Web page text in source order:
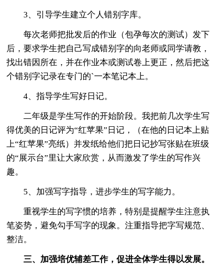
3、引导学生建立个人错别字库。
每次老师把批发后的作业（包孕每次的测试）发下
后，要求学生把自己写成错别字的向老师或同学请教，
找出错因所在，并在作业本或测试卷上更正，然后把这
个错别字记录在专门的`一本笔记本上。
4、指导学生写好日记。
二年级是学生写作的开始阶段。我把前几次学生写
得优美的日记评为“红苹果”日记，（在他的日记本上贴
上“红苹果”亮纸）并发纸给他们把日记抄写张贴在班级
的“展示台”里让大家欣赏，从而激发了学生的写作兴
趣。
5、加强写字指导，进步学生的写字能力。
重视学生的写字惯的培养，特别是提醒学生注意执
笔姿势，避免勾手写字的现象。注重指导把字写规范、
整洁。
三、加强培优辅差工作，促进全体学生得以发展。